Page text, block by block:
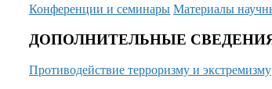
Конференции и семинары Материалы
ДОПОЛНИТЕЛЬНЫЕ
Противодействие терроризму и экстремизму